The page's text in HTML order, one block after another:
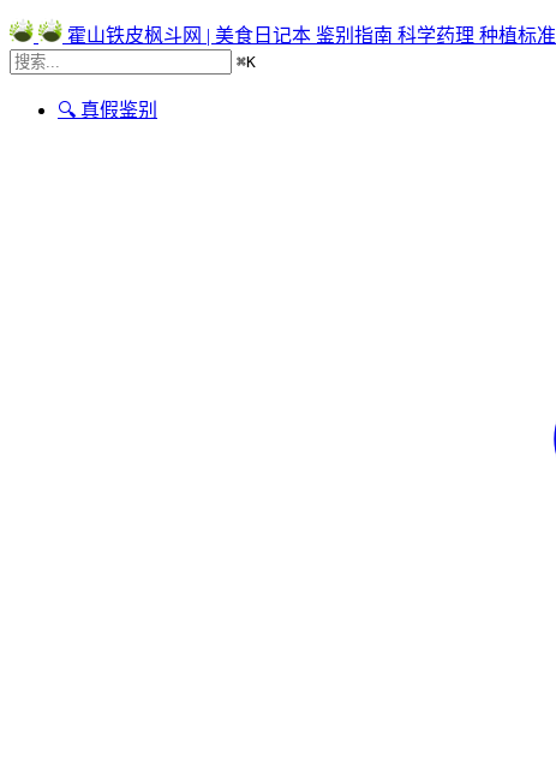
霍山铁皮枫斗网 | 美食日记本 鉴别指南 科学药理 种植标准
⌘K
🔍 真假鉴别